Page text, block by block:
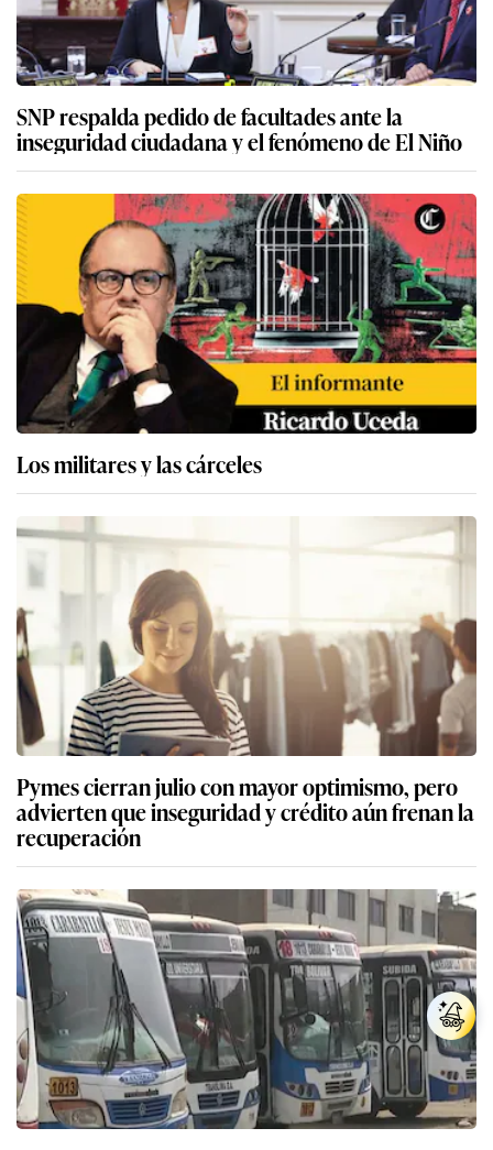
SNP respalda pedido de facultades ante la
inseguridad ciudadana y el fenómeno de El Niño
Los militares y las cárceles
Pymes cierran julio con mayor optimismo, pero
advierten que inseguridad y crédito aún frenan la
recuperación